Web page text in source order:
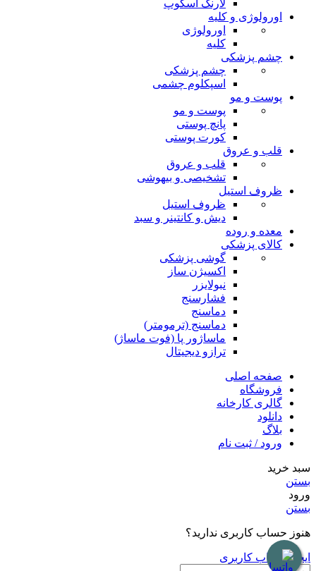
لارنگ اسکوپ
اورولوژی و کلیه
اورولوژی
کلیه
چشم پزشکی
چشم پزشکی
اسپکلوم چشمی
پوست و مو
پوست و مو
پانچ پوستی
کورت پوستی
قلب و عروق
قلب و عروق
تشخیصی و بیهوشی
ظروف استیل
ظروف استیل
دیش و کانتینر و سبد
معده و روده
کالای پزشکی
گوشی پزشکی
اکسیژن ساز
نبولایزر
فشارسنج
دماسنج
دماسنج (ترمومتر)
ماساژور پا (فوت ماساژ)
ترازو دیجیتال
صفحه اصلی
فروشگاه
گالری کارخانه
دانلود
بلاگ
ورود / ثبت نام
سبد خرید
بستن
ورود
بستن
هنوز حساب کاربری ندارید؟
ایجاد حساب کاربری